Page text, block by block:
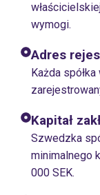
wymogi.
Adres
Każda
Kapitał
Szwedzka
minimalnego
000 SEK.